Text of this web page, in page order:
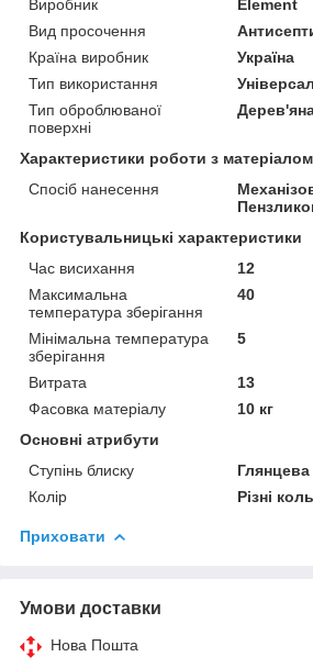
Виробник
Element
Вид просочення
Країна виробник
Україна
Тип використання
Тип оброблюваної
поверхні
Характеристики роботи з матеріалом
Спосіб нанесення
Користувальницькі характеристики
Час висихання
12
Максимальна
температура зберігання
40
Мінімальна температура
зберігання
5
Витрата
13
Фасовка матеріалу
10 кг
Основні атрибути
Ступінь блиску
Глянцева
Колір
Різні
Приховати
Умови доставки
Нова Пошта